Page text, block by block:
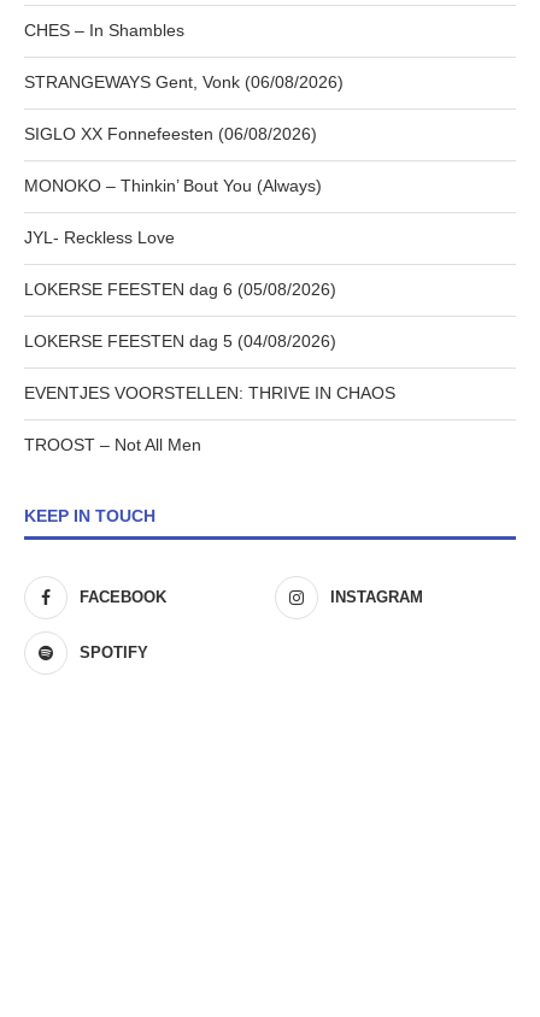
CHES – In Shambles
STRANGEWAYS Gent, Vonk (06/08/2026)
SIGLO XX Fonnefeesten (06/08/2026)
MONOKO – Thinkin’ Bout You (Always)
JYL- Reckless Love
LOKERSE FEESTEN dag 6 (05/08/2026)
LOKERSE FEESTEN dag 5 (04/08/2026)
EVENTJES VOORSTELLEN: THRIVE IN CHAOS
TROOST – Not All Men
KEEP IN TOUCH
FACEBOOK INSTAGRAM
SPOTIFY